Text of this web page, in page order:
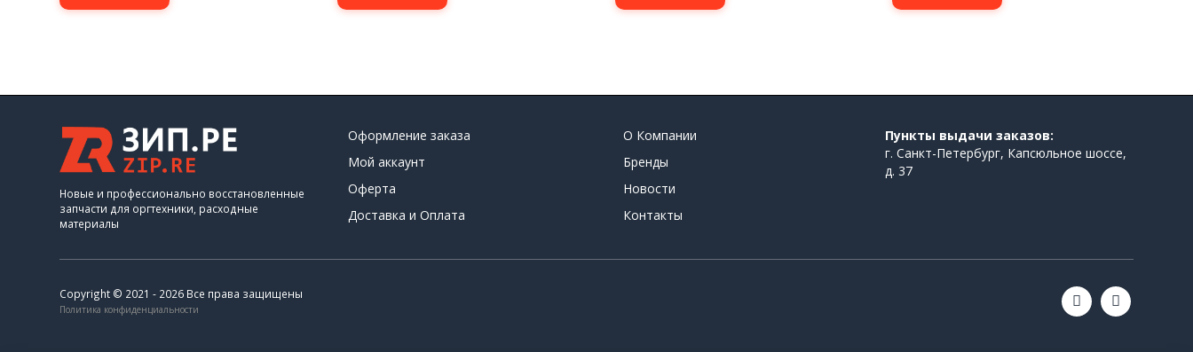
Новые и профессионально восстановленные
запчасти для оргтехники, расходные
материалы
Оформление заказа
Мой аккаунт
Оферта
Доставка и Оплата
О Компании
Бренды
Новости
Контакты
Пункты выдачи заказов:
г. Санкт-Петербург, Капсюльное шоссе,
д. 37
Copyright © 2021 - 2026 Все права защищены
Политика конфиденциальности